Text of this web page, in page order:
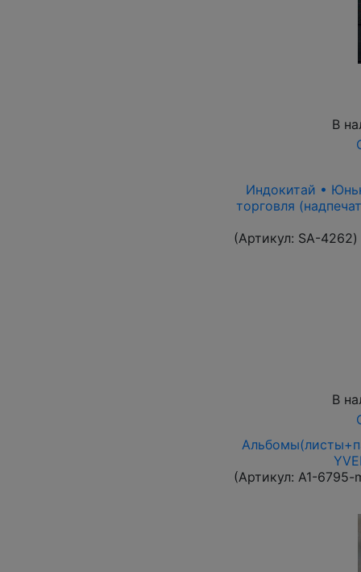
В
Индокитай •
торговля
(Артикул: SA-4262)
В
(Артикул: A1-6795-